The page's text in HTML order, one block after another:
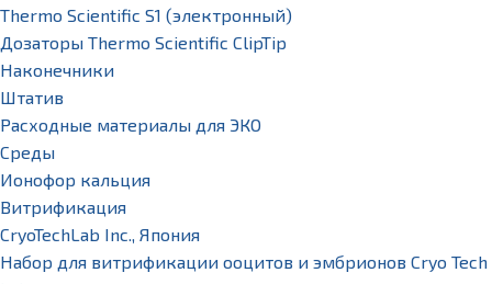
Thermo Scientific S1 (электронный)
Дозаторы Thermo Scientific ClipTip
Наконечники
Штатив
Расходные материалы для ЭКО
Среды
Ионофор кальция
Витрификация
CryoTechLab Inc., Япония
Набор для витрификации ооцитов и эмбрионов Cryo Tech